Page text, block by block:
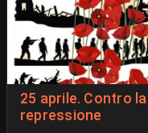
25 aprile. Contro
repressione